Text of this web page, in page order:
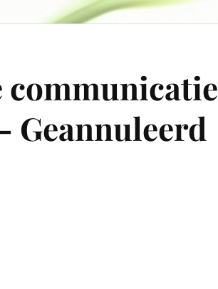
communicatie
Geannuleerd